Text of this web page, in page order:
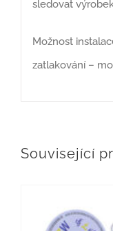
sledovat
Možnost
zatlakování –
Související